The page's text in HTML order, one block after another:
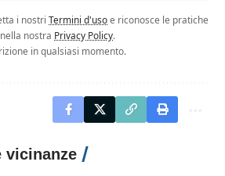
i nostri Termini d'usoe riconosce le pratiche
nostra Privacy Policy.
in qualsiasi momento.
vicinanze